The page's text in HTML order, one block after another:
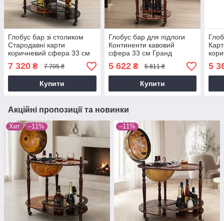
Глобус бар зі столиком
Стародавні карти
коричневий сфера 33 см
Гранд Презент 33035R
7 320 ₴ 7 705 ₴
Купити
Глобус бар для підлоги
Континенти кавовий
сфера 33 см Гранд
Презент 33001N-M
5 622₴ 5 811 ₴
Купити
33
5
Акційні пропозиції та новинки
Хит –11% –11%